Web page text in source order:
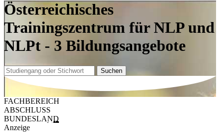
Österreichisches
Trainingszentrum für NLP und
NLPt - 3 Bildungsangebote
Suchen
FACHBEREICH
ABSCHLUSS
BUNDESLAND
Anzeige